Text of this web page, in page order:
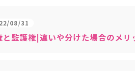
08/31
と監護権|違いや分けた場合のメ